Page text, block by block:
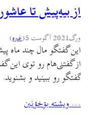
از بیه‌پیش تا
ورگ2021 آگوست 5 (غىره)
این گفتگو مال چند ماه
از گفتنی‌هام رو توی این
گفتگو رو ببینید و
اومده. این هم از شانس…
… ويشته بۊخؤنين